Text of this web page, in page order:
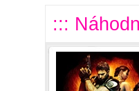
:::